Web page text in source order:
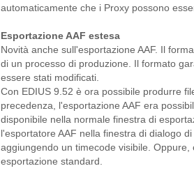
automaticamente che i Proxy possono
Esportazione AAF estesa
Novità anche sull'esportazione AAF. Il
di un processo di produzione. Il formato
essere stati modificati.
Con EDIUS 9.52 è ora possibile produrre
precedenza, l'esportazione AAF era
disponibile nella normale finestra di
l'esportatore AAF nella finestra di dialogo
aggiungendo un timecode visibile.
esportazione standard.